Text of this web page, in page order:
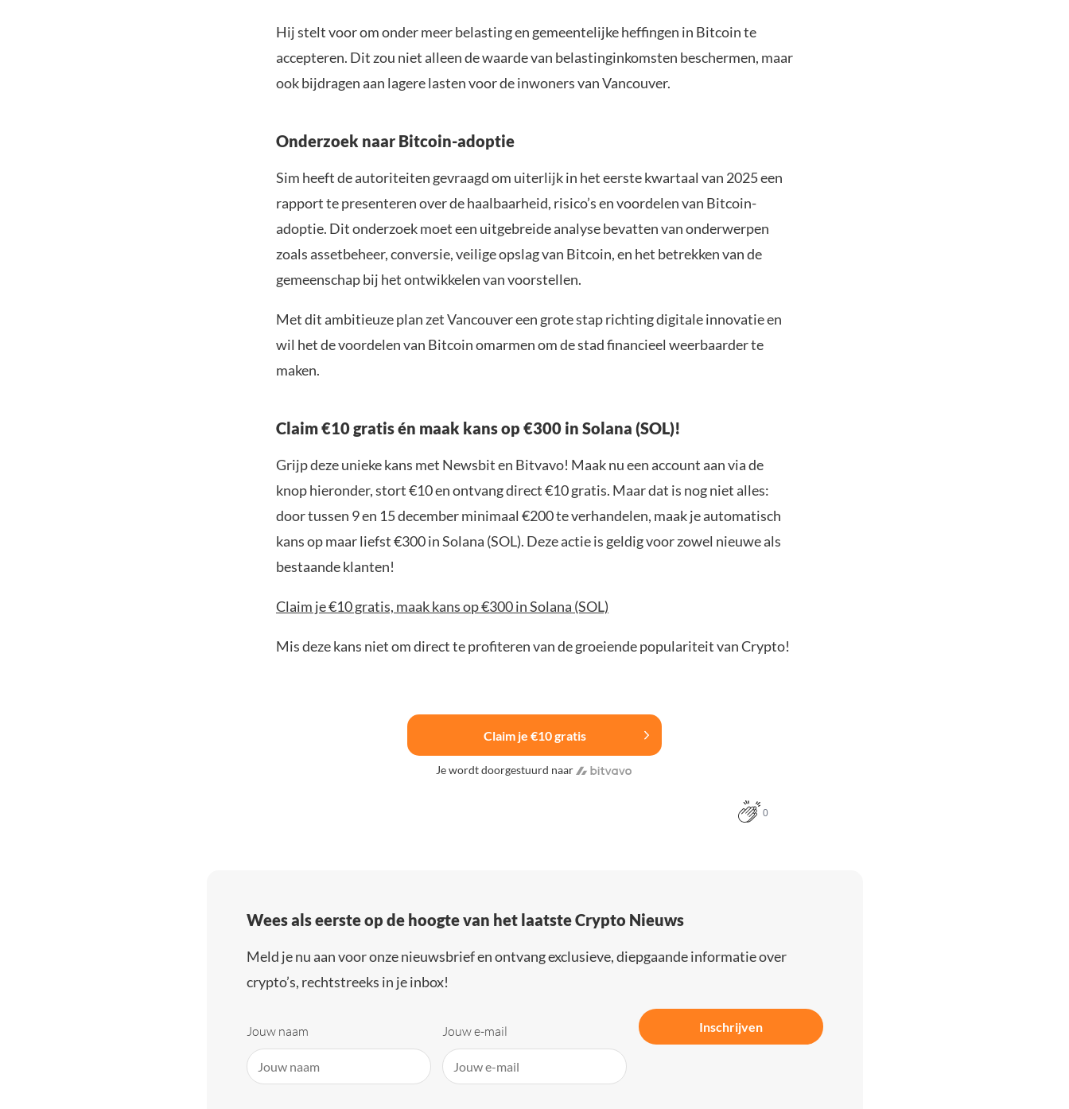
Hij stelt voor om onder meer belasting en gemeentelijke heffingen in Bitcoin te
accepteren. Dit zou niet alleen de waarde van belastinginkomsten beschermen, maar
ook bijdragen aan lagere lasten voor de inwoners van Vancouver.
Onderzoek naar Bitcoin-adoptie
Sim heeft de autoriteiten gevraagd om uiterlijk in het eerste kwartaal van 2025 een
rapport te presenteren over de haalbaarheid, risico’s en voordelen van Bitcoin-
adoptie. Dit onderzoek moet een uitgebreide analyse bevatten van onderwerpen
zoals assetbeheer, conversie, veilige opslag van Bitcoin, en het betrekken van de
gemeenschap bij het ontwikkelen van voorstellen.
Met dit ambitieuze plan zet Vancouver een grote stap richting digitale innovatie en
wil het de voordelen van Bitcoin omarmen om de stad financieel weerbaarder te
maken.
Claim €10 gratis én maak kans op €300 in Solana (SOL)!
Grijp deze unieke kans met Newsbit en Bitvavo! Maak nu een account aan via de
knop hieronder, stort €10 en ontvang direct €10 gratis. Maar dat is nog niet alles:
door tussen 9 en 15 december minimaal €200 te verhandelen, maak je automatisch
kans op maar liefst €300 in Solana (SOL). Deze actie is geldig voor zowel nieuwe als
bestaande klanten!
Claim je €10 gratis, maak kans op €300 in Solana (SOL)
Mis deze kans niet om direct te profiteren van de groeiende populariteit van Crypto!
Claim je €10 gratis
Je wordt doorgestuurd naar
0
Wees als eerste op de hoogte van het laatste Crypto Nieuws
Meld je nu aan voor onze nieuwsbrief en ontvang exclusieve, diepgaande informatie over
crypto’s, rechtstreeks in je inbox!
Jouw naam Jouw e-mail Inschrijven